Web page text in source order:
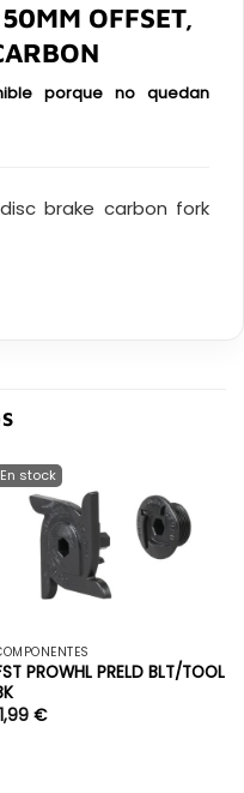
OFFSET,
porque no quedan
brake carbon fork
PROWHL PRELD BLT/TOOL
€